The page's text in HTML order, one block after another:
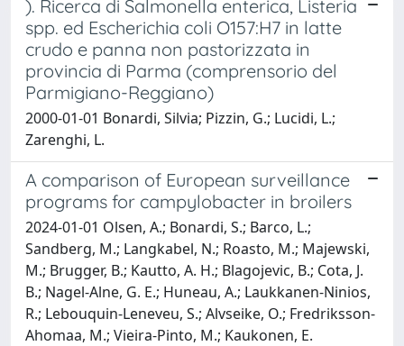
). Ricerca di Salmonella enterica, Listeria
spp. ed Escherichia coli O157:H7 in latte
crudo e panna non pastorizzata in
provincia di Parma (comprensorio del
Parmigiano-Reggiano)
2000-01-01 Bonardi, Silvia; Pizzin, G.; Lucidi, L.;
Zarenghi, L.
A comparison of European surveillance
programs for campylobacter in broilers
2024-01-01 Olsen, A.; Bonardi, S.; Barco, L.;
Sandberg, M.; Langkabel, N.; Roasto, M.; Majewski,
M.; Brugger, B.; Kautto, A. H.; Blagojevic, B.; Cota, J.
B.; Nagel-Alne, G. E.; Huneau, A.; Laukkanen-Ninios,
R.; Lebouquin-Leneveu, S.; Alvseike, O.; Fredriksson-
Ahomaa, M.; Vieira-Pinto, M.; Kaukonen, E.